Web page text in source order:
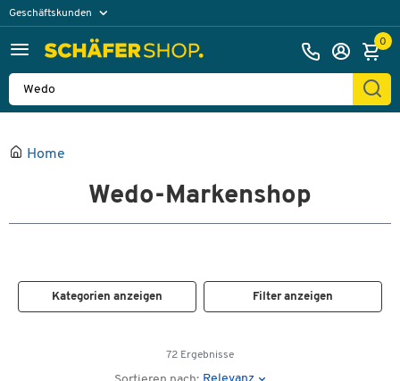
Geschäftskunden
0
Home
Wedo-Markenshop
Kategorien anzeigen Filter anzeigen
72 Ergebnisse